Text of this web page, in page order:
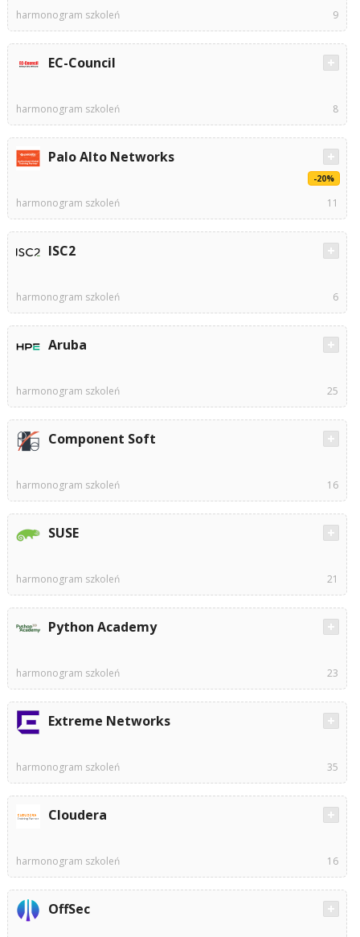
harmonogram szkoleń 9
EC-Council
harmonogram szkoleń 8
Palo Alto Networks
-20%
harmonogram szkoleń 11
ISC2
harmonogram szkoleń 6
Aruba
harmonogram szkoleń 25
Component Soft
harmonogram szkoleń 16
SUSE
harmonogram szkoleń 21
Python Academy
harmonogram szkoleń 23
Extreme Networks
harmonogram szkoleń 35
Cloudera
harmonogram szkoleń 16
OffSec